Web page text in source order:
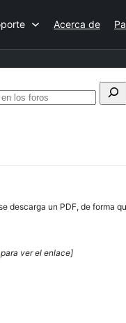
Acerca de
descarga un PDF, de forma
para ver el enlace]